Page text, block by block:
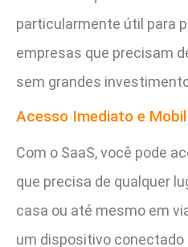
particularmente útil para
empresas que precisam
sem grandes
Acesso Imediato e
Com o SaaS, você pode
que precisa de qualquer
casa ou até mesmo em
um dispositivo conectado